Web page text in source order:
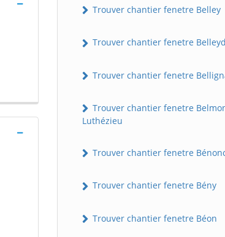
Trouver chantier fenetre Belley
Trouver chantier fenetre
Trouver chantier fenetre
Trouver chantier fenetre
Luthézieu
Trouver chantier fenetre
Trouver chantier fenetre Bény
Trouver chantier fenetre Béon